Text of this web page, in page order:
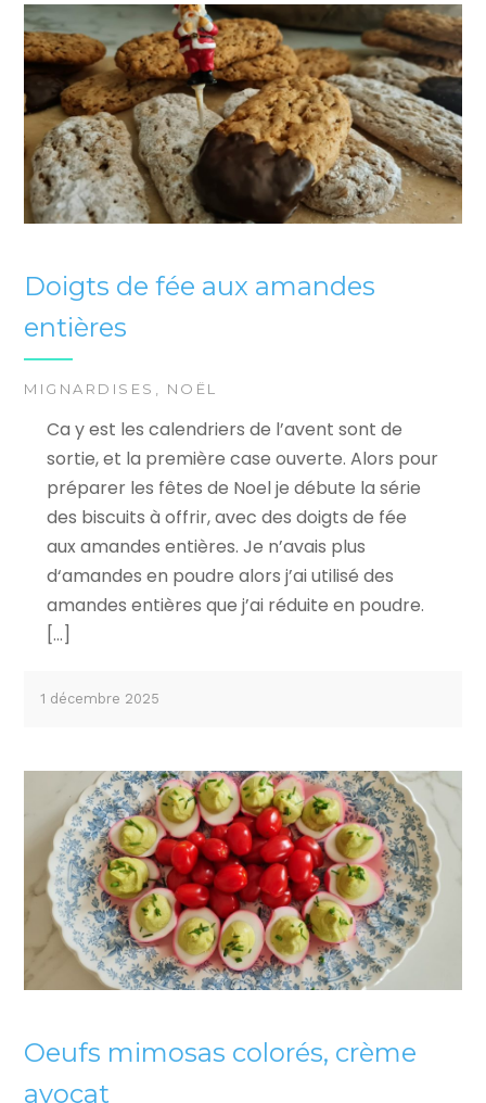
Doigts de fée aux amandes
entières
MIGNARDISES NOËL
Ca y est les calendriers de l’avent sont de
sortie, et la première case ouverte. Alors pour
préparer les fêtes de Noel je débute la série
des biscuits à offrir, avec des doigts de fée
aux amandes entières. Je n’avais plus
d‘amandes en poudre alors j’ai utilisé des
amandes entières que j’ai réduite en poudre.
[…]
1 décembre 2025
Oeufs mimosas colorés, crème
avocat